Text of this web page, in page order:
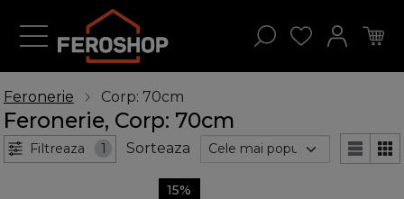
Feronerie Corp: 70cm
Feronerie, Corp: 70cm
Filtreaza 1 Sorteaza
15%